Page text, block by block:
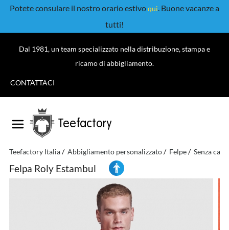
Potete consulare il nostro orario estivoqui. Buone vacanze a
tutti!
Dal 1981, un team specializzato nella distribuzione, stampa e
ricamo di abbigliamento.
CONTATTACI
Teefactory
Teefactory Italia Abbigliamento personalizzato Felpe Senza
Felpa Roly Estambul